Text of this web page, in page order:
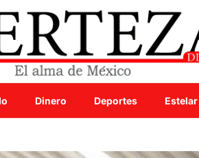
Dinero Deportes Estelar